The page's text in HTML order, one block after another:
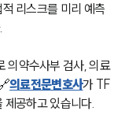
리스크를 미리 예측
의약수사부 검사, 의료
의료전문변호사가 TF
제공하고 있습니다.